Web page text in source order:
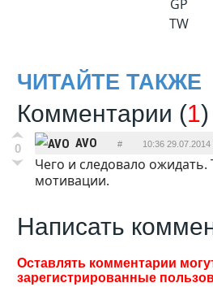
GP
TW
ЧИТАЙТЕ ТАКЖЕ
Комментарии (1)
0 AVO # 10:36 29.07.2014
Чего и следовало ожидать.
мотивации.
Написать